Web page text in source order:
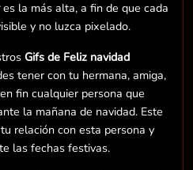
es la más alta, a fin de que cada
y no luzca pixelado.
Gifs de Feliz navidad
tener con tu hermana, amiga,
fin cualquier persona que
la mañana de navidad. Este
relación con esta persona y
las fechas festivas.